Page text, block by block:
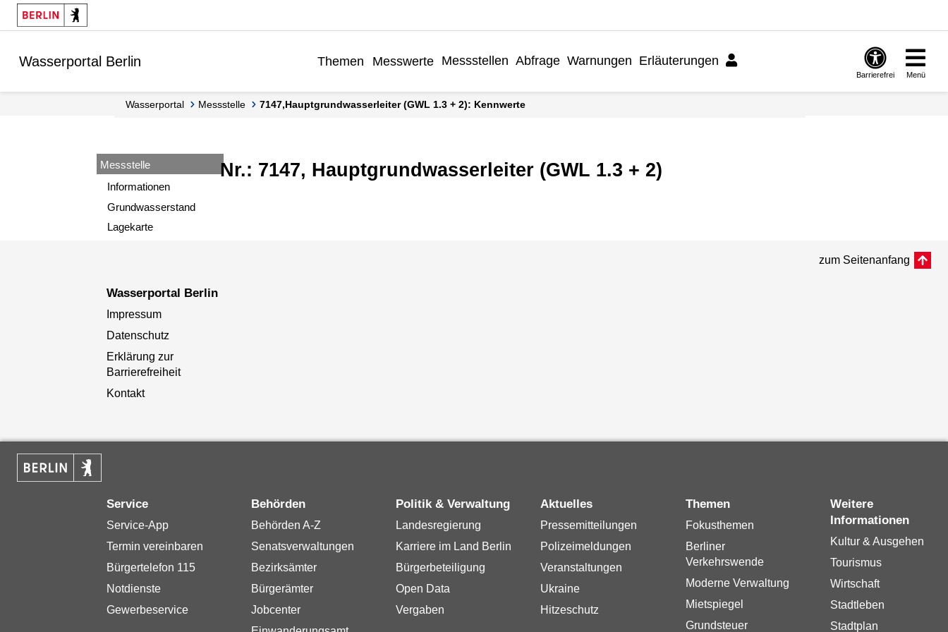
Springe zur Navigation
Springe zum Inhalt
Wasserportal Berlin Themen Messwerte Messstellen Abfrage Warnungen Erläuterungen
Barrierefrei Menü
Wasserportal Messstelle 7147,Hauptgrundwasserleiter (GWL 1.3 + 2): Kennwerte
Messstelle
Informationen
Grundwasserstand
Lagekarte
Nr.: 7147, Hauptgrundwasserleiter (GWL 1.3 + 2)
zum Seitenanfang
Wasserportal Berlin
Impressum
Datenschutz
Erklärung zur
Barrierefreiheit
Kontakt
Service
Service-App
Termin vereinbaren
Bürgertelefon 115
Notdienste
Gewerbeservice
Behörden
Behörden A-Z
Senatsverwaltungen
Bezirksämter
Bürgerämter
Jobcenter
Politik & Verwaltung
Landesregierung
Karriere im Land Berlin
Bürgerbeteiligung
Open Data
Vergaben
Aktuelles
Pressemitteilungen
Polizeimeldungen
Veranstaltungen
Ukraine
Hitzeschutz
Themen
Fokusthemen
Berliner
Verkehrswende
Moderne Verwaltung
Mietspiegel
Grundsteuer
Weitere
Informationen
Kultur & Ausgehen
Tourismus
Wirtschaft
Stadtleben
Stadtplan